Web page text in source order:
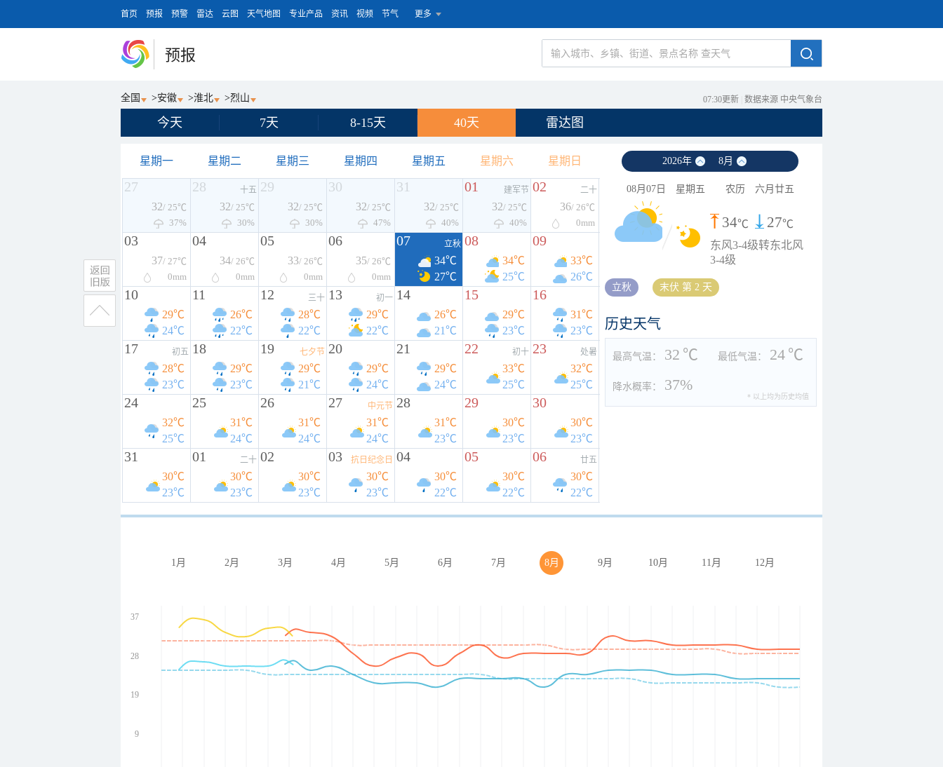
首页 预报 预警 雷达 云图 天气地图 专业产品 资讯 视频 节气 更多
预报
全国 >安徽 >淮北 >烈山 07:30更新 数据来源 中央气象台
今天 7天 8-15天 40天 雷达图
星期一 星期二 星期三 星期四 星期五 星期六 星期日
27
32/ 25℃
37%
28 十五
32/ 25℃
30%
29
32/ 25℃
30%
30
32/ 25℃
47%
31
32/ 25℃
40%
01 建军节
32/ 25℃
40%
02 二十
36/ 26℃
0mm
03
37/ 27℃
0mm
04
34/ 26℃
0mm
05
33/ 26℃
0mm
06
35/ 26℃
0mm
07 立秋
34℃
27℃
08
34℃
25℃
09
33℃
26℃
10
29℃
24℃
11
26℃
22℃
12 三十
28℃
22℃
13 初一
29℃
22℃
14
26℃
21℃
15
29℃
23℃
16
31℃
23℃
17 初五
28℃
23℃
18
29℃
23℃
19 七夕节
29℃
21℃
20
29℃
24℃
21
29℃
24℃
22 初十
33℃
25℃
23 处暑
32℃
25℃
24
32℃
25℃
25
31℃
24℃
26
31℃
24℃
27 中元节
31℃
24℃
28
31℃
23℃
29
30℃
23℃
30
30℃
23℃
31
30℃
23℃
01 二十
30℃
23℃
02
30℃
23℃
03 抗日纪念日
30℃
23℃
04
30℃
22℃
05
30℃
22℃
06 廿五
30℃
22℃
2026年 8月
08月07日 星期五 农历 六月廿五
34℃ 27℃
东风3-4级转东北风
3-4级
立秋 末伏 第 2 天
历史天气
最高气温： 32 ℃ 最低气温： 24 ℃
降水概率： 37%
* 以上均为历史均值
1月 2月 3月 4月 5月 6月 7月 8月 9月 10月 11月 12月
37
28
19
9